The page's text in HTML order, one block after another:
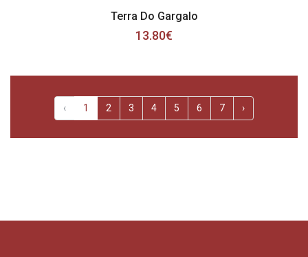
Terra Do Gargalo
13.80€
‹ 1 2 3 4 5 6 7 ›